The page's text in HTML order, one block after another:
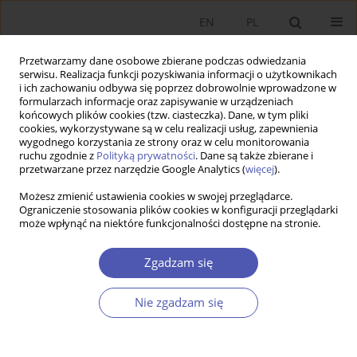
Przetwarzamy dane osobowe zbierane podczas odwiedzania
serwisu. Realizacja funkcji pozyskiwania informacji o użytkownikach
i ich zachowaniu odbywa się poprzez dobrowolnie wprowadzone w
formularzach informacje oraz zapisywanie w urządzeniach
końcowych plików cookies (tzw. ciasteczka). Dane, w tym pliki
cookies, wykorzystywane są w celu realizacji usług, zapewnienia
wygodnego korzystania ze strony oraz w celu monitorowania
ruchu zgodnie z Polityką prywatności. Dane są także zbierane i
przetwarzane przez narzędzie Google Analytics (więcej).
Możesz zmienić ustawienia cookies w swojej przeglądarce.
Ograniczenie stosowania plików cookies w konfiguracji przeglądarki
może wpłynąć na niektóre funkcjonalności dostępne na stronie.
Zgadzam się
Nie zgadzam się
PL
EN
Słowo kluczoweintra-industry
trade
PRACA ORYGINALNA
Wpływ przedsiębiorstw międzynarodowych na
fragmentaryzację produkcji i handel
wewnątrzgałęziowy Polski z krajami OECD
GNPJE 2008;227(10):1-21